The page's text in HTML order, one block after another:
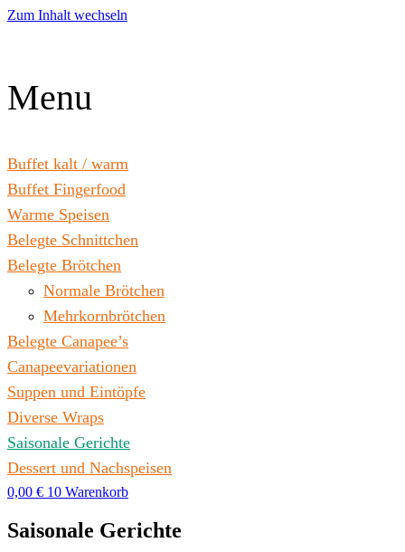
Zum Inhalt wechseln
Menu
Buffet kalt / warm
Buffet Fingerfood
Warme Speisen
Belegte Schnittchen
Belegte Brötchen
Normale Brötchen
Mehrkornbrötchen
Belegte Canapee’s
Canapeevariationen
Suppen und Eintöpfe
Diverse Wraps
Saisonale Gerichte
Dessert und Nachspeisen
0,00 € 10 Warenkorb
Saisonale Gerichte